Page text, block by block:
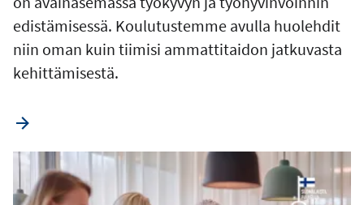
edistämisessä. Koulutustemme avulla huolehdit
niin oman kuin tiimisi ammattitaidon jatkuvasta
kehittämisestä.